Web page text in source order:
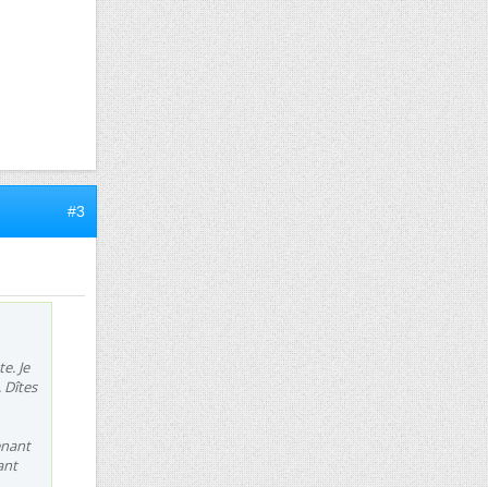
#3
Je
Dîtes